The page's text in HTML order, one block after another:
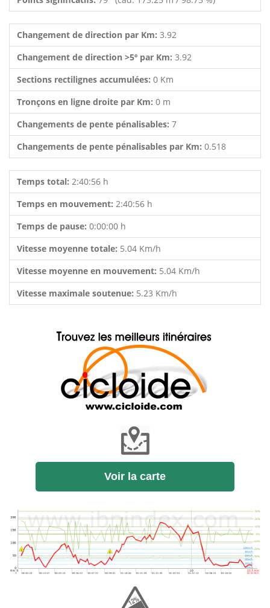
Changement de direction par Km: 3.92
Changement de direction >5º par Km: 3.92
Sections rectilignes accumulées: 0 Km
Tronçons en ligne droite par Km: 0 m
Changements de pente pénalisables: 7
Changements de pente pénalisables par Km: 0.518
Temps total: 2:40:56 h
Temps en mouvement: 2:40:56 h
Temps de pause: 0:00:00 h
Vitesse moyenne totale: 5.04 Km/h
Vitesse moyenne en mouvement: 5.04 Km/h
Vitesse maximale soutenue: 5.23 Km/h
Voir la carte